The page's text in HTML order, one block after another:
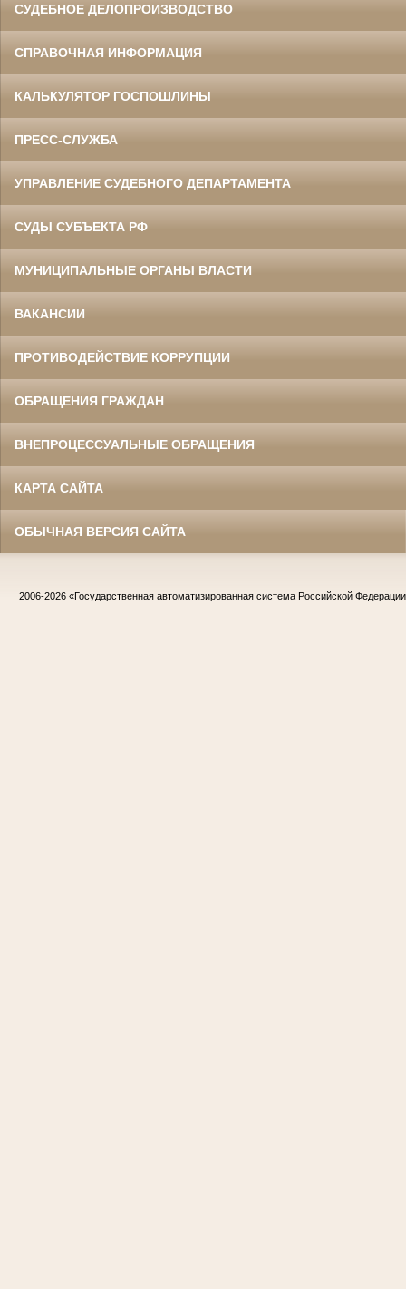
СУДЕБНОЕ ДЕЛОПРОИЗВОДСТВО
СПРАВОЧНАЯ ИНФОРМАЦИЯ
КАЛЬКУЛЯТОР ГОСПОШЛИНЫ
ПРЕСС-СЛУЖБА
УПРАВЛЕНИЕ СУДЕБНОГО ДЕПАРТАМЕНТА
СУДЫ СУБЪЕКТА РФ
МУНИЦИПАЛЬНЫЕ ОРГАНЫ ВЛАСТИ
ВАКАНСИИ
ПРОТИВОДЕЙСТВИЕ КОРРУПЦИИ
ОБРАЩЕНИЯ ГРАЖДАН
ВНЕПРОЦЕССУАЛЬНЫЕ ОБРАЩЕНИЯ
КАРТА САЙТА
ОБЫЧНАЯ ВЕРСИЯ САЙТА
2006-2026 «Государственная автоматизированная система Российской